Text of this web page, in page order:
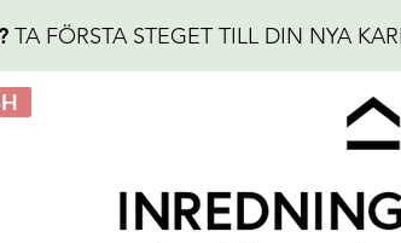
TA FÖRSTA STEGET TILL DIN NYA